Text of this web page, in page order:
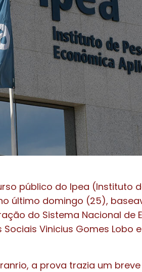
público do Ipea (Instituto
último domingo (25),
do Sistema Nacional de
Vinicius Gomes Lobo
a prova trazia um